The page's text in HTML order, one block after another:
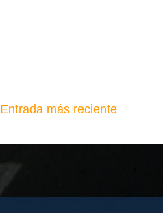
Entrada más reciente